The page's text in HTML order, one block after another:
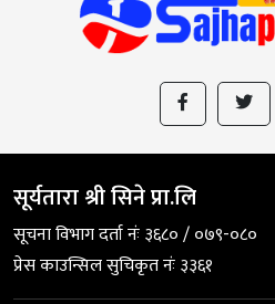
सूर्यतारा श्री सिने प्रा.लि
सूचना विभाग दर्ता नंः ३६८० / ०७९-०८०
प्रेस काउन्सिल सुचिकृत नंः ३३६१